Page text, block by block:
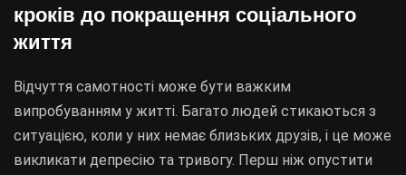
кроків до покращення соціального
життя
Відчуття самотності може бути важким
випробуванням у житті. Багато людей стикаються з
ситуацією, коли у них немає близьких друзів, і це може
викликати депресію та тривогу. Перш ніж опустити